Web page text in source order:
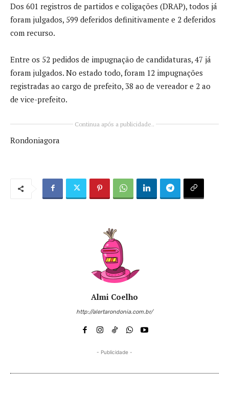
Dos 601 registros de partidos e coligações (DRAP), todos já
foram julgados, 599 deferidos definitivamente e 2 deferidos
com recurso.
Entre os 52 pedidos de impugnação de candidaturas, 47 já
foram julgados. No estado todo, foram 12 impugnações
registradas ao cargo de prefeito, 38 ao de vereador e 2 ao
de vice-prefeito.
Continua após a publicidade..
Rondoniagora
Almi Coelho
http://alertarondonia.com.br/
- Publicidade -